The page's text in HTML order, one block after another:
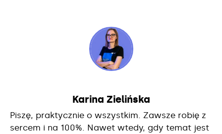
Karina Zielińska
Piszę, praktycznie o wszystkim. Zawsze robię z
sercem i na 100%. Nawet wtedy, gdy temat jest